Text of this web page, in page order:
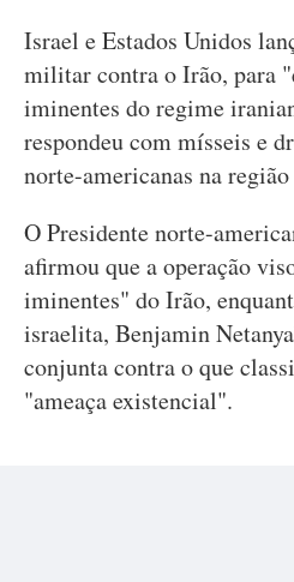
Israel e Estados Unidos
militar contra o Irão, para
iminentes do regime
respondeu com mísseis e
norte-americanas na
O Presidente norte-
afirmou que a operação
iminentes" do Irão,
israelita, Benjamin
conjunta contra o que
"ameaça existencial".